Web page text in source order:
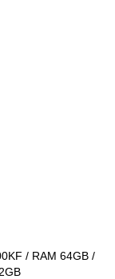
/ RAM 64GB /